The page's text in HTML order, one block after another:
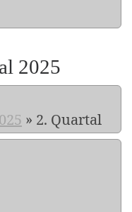
2025
» 2. Quartal